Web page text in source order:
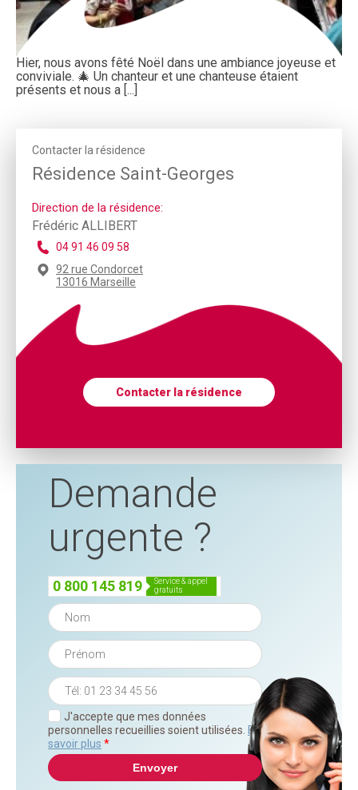
Hier, nous avons fêté Noël dans une ambiance joyeuse et
conviviale. 🎄 Un chanteur et une chanteuse étaient
présents et nous a [...]
Contacter la résidence
Résidence Saint-Georges
Direction de la résidence:
Frédéric ALLIBERT
04 91 46 09 58
92 rue Condorcet
13016 Marseille
Contacter la résidence
Demande
urgente ?
0 800 145 819
service & appel
gratuits
J'accepte que mes données
personnelles recueillies soient utilisées. En
savoir plus *